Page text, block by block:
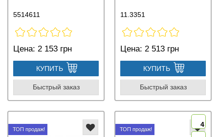
5514611
Цена: 2 153 грн
КУПИТЬ
Быстрый заказ
11.3351
Цена: 2 513 грн
КУПИТЬ
Быстрый заказ
ТОП продаж! ТОП продаж!
4